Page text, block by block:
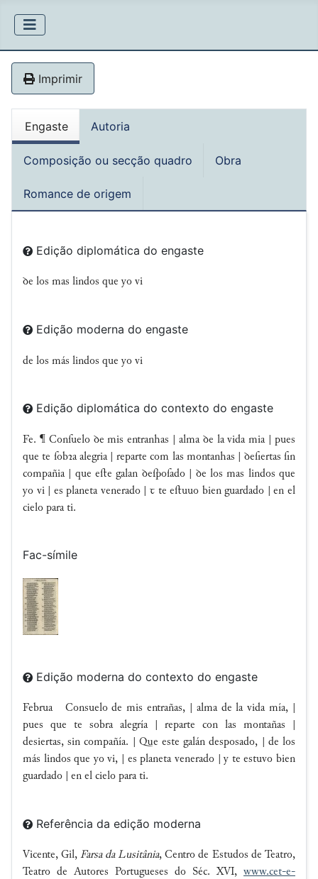
Imprimir
Engaste Autoria
Composição ou secção quadro Obra
Romance de origem
Edição diplomática do engaste
ꝺe los mas lindos que yo vi
Edição moderna do engaste
de los más lindos que yo vi
Edição diplomática do contexto do engaste
Fe. ¶ Conſuelo ꝺe mis entranhas | alma ꝺe la vida mia | pues
que te ſobꝛa alegria | reparte com las montanhas | ꝺeſiertas ſin
compañia | que eſte galan ꝺeſpoſado | ꝺe los mas lindos que
yo vi | es planeta venerado | ꞇ te eſtuuo bien guardado | en el
cielo para ti.
Fac-símile
Edição moderna do contexto do engaste
Februa Consuelo de mis entrañas, | alma de la vida mía, |
pues que te sobra alegría | reparte con las montañas |
desiertas, sin compañía. | Que este galán desposado, | de los
más lindos que yo vi, | es planeta venerado | y te estuvo bien
guardado | en el cielo para ti.
Referência da edição moderna
Vicente, Gil, Farsa da Lusitânia, Centro de Estudos de Teatro,
Teatro de Autores Portugueses do Séc. XVI, www.cet-e-